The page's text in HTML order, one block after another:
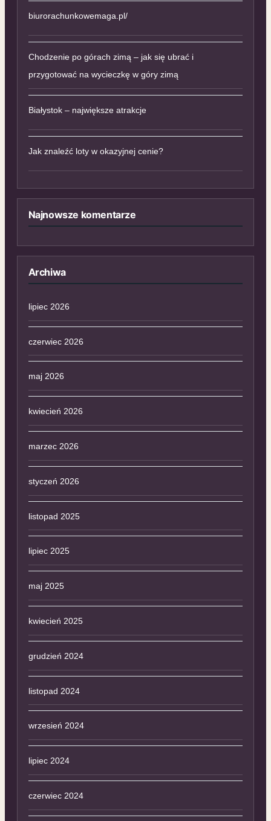
biurorachunkowemaga.pl/
Chodzenie po górach zimą – jak się ubrać i
przygotować na wycieczkę w góry zimą
Białystok – największe atrakcje
Jak znaleźć loty w okazyjnej cenie?
Najnowsze komentarze
Archiwa
lipiec 2026
czerwiec 2026
maj 2026
kwiecień 2026
marzec 2026
styczeń 2026
listopad 2025
lipiec 2025
maj 2025
kwiecień 2025
grudzień 2024
listopad 2024
wrzesień 2024
lipiec 2024
czerwiec 2024